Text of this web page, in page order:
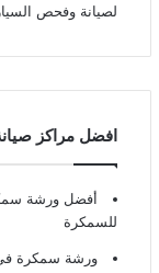
لصيانة وفحص
افضل مراكز
أفضل ورشة
للسمكرة
ورشة سمكرة